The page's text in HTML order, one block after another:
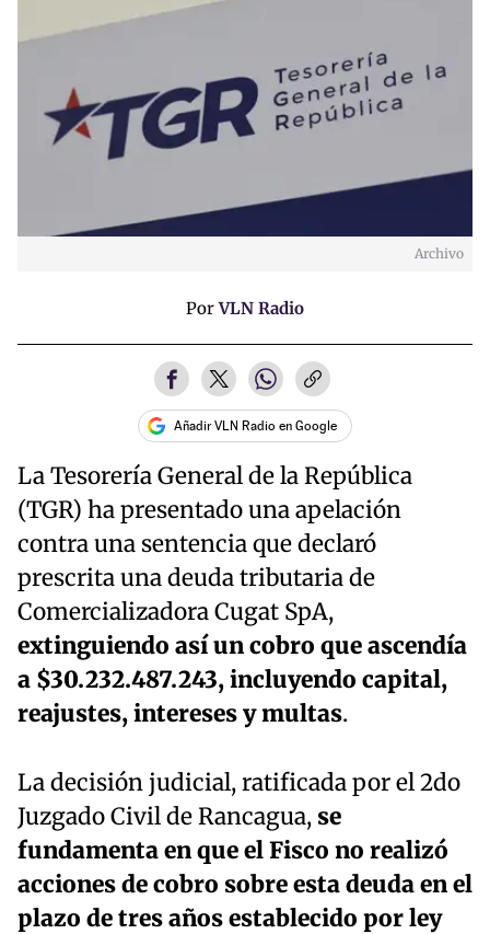
Archivo
PorVLN Radio
Añadir VLN Radio en Google
La Tesorería General de la República
(TGR) ha presentado una apelación
contra una sentencia que declaró
prescrita una deuda tributaria de
Comercializadora Cugat SpA,
extinguiendo así un cobro que ascendía
a $30.232.487.243, incluyendo capital,
reajustes, intereses y multas.
La decisión judicial, ratificada por el 2do
Juzgado Civil de Rancagua, se
fundamenta en que el Fisco no realizó
acciones de cobro sobre esta deuda en el
plazo de tres años establecido por ley